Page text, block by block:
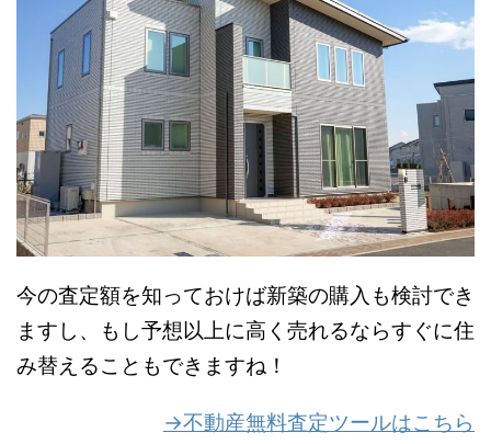
今の査定額を知っておけば新築の購入も検討でき
ますし、もし予想以上に高く売れるならすぐに住
み替えることもできますね！
→不動産無料査定ツールはこちら